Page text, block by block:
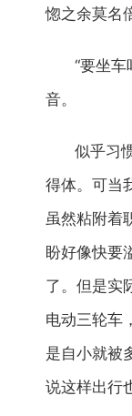
惚之余莫名
“要坐
音。
似乎习
得体。可当
虽然粘附着
盼好像快要
了。但是实
电动三轮车
是自小就被
说这样出行